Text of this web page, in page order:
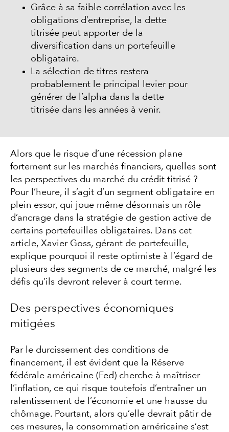
Grâce à sa faible corrélation avec les
obligations d’entreprise, la dette
titrisée peut apporter de la
diversification dans un portefeuille
obligataire.
La sélection de titres restera
probablement le principal levier pour
générer de l’alpha dans la dette
titrisée dans les années à venir.
Alors que le risque d’une récession plane
fortement sur les marchés financiers, quelles sont
les perspectives du marché du crédit titrisé ?
Pour l’heure, il s’agit d’un segment obligataire en
plein essor, qui joue même désormais un rôle
d’ancrage dans la stratégie de gestion active de
certains portefeuilles obligataires. Dans cet
article, Xavier Goss, gérant de portefeuille,
explique pourquoi il reste optimiste à l’égard de
plusieurs des segments de ce marché, malgré les
défis qu’ils devront relever à court terme.
Des perspectives économiques
mitigées
Par le durcissement des conditions de
financement, il est évident que la Réserve
fédérale américaine (Fed) cherche à maîtriser
l’inflation, ce qui risque toutefois d’entraîner un
ralentissement de l’économie et une hausse du
chômage. Pourtant, alors qu’elle devrait pâtir de
ces mesures, la consommation américaine s’est